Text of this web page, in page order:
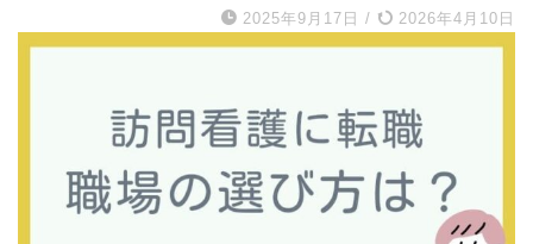
2025年9月17日 / 2026年4月10日